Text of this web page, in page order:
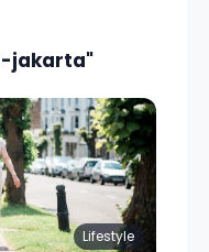
jakarta"
Lifestyle